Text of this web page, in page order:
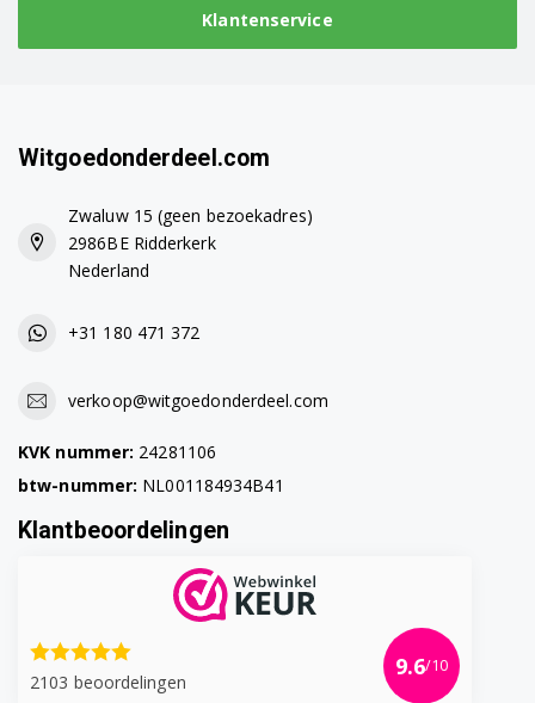
Klantenservice
Witgoedonderdeel.com
Zwaluw 15 (geen bezoekadres)
2986BE Ridderkerk
Nederland
+31 180 471 372
verkoop@witgoedonderdeel.com
KVK nummer: 24281106
btw-nummer: NL001184934B41
Klantbeoordelingen
2103 beoordelingen
9.6/10